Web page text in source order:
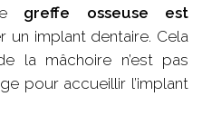
greffe osseuse est
un implant dentaire. Cela
la mâchoire n’est pas
pour accueillir l’implant